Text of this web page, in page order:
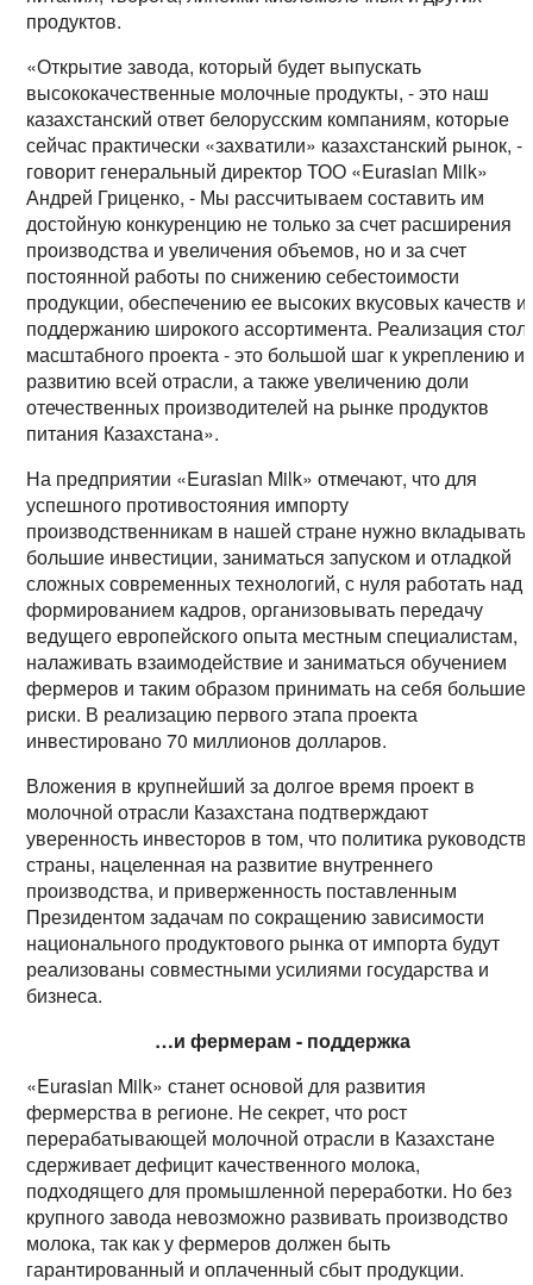
продуктов.
«Открытие завода, который будет выпускать
высококачественные молочные продукты, - это наш
казахстанский ответ белорусским компаниям, которые
сейчас практически «захватили» казахстанский рынок, -
говорит генеральный директор ТОО «Eurasian Milk»
Андрей Гриценко, - Мы рассчитываем составить им
достойную конкуренцию не только за счет расширения
производства и увеличения объемов, но и за счет
постоянной работы по снижению себестоимости
продукции, обеспечению ее высоких вкусовых качеств и
поддержанию широкого ассортимента. Реализация
масштабного проекта - это большой шаг к укреплению и
развитию всей отрасли, а также увеличению доли
отечественных производителей на рынке продуктов
питания Казахстана».
На предприятии «Eurasian Milk» отмечают, что для
успешного противостояния импорту
производственникам в нашей стране нужно вкладывать
большие инвестиции, заниматься запуском и отладкой
сложных современных технологий, с нуля работать над
формированием кадров, организовывать передачу
ведущего европейского опыта местным специалистам,
налаживать взаимодействие и заниматься обучением
фермеров и таким образом принимать на себя большие
риски. В реализацию первого этапа проекта
инвестировано 70 миллионов долларов.
Вложения в крупнейший за долгое время проект в
молочной отрасли Казахстана подтверждают
уверенность инвесторов в том, что политика
страны, нацеленная на развитие внутреннего
производства, и приверженность поставленным
Президентом задачам по сокращению зависимости
национального продуктового рынка от импорта будут
реализованы совместными усилиями государства и
бизнеса.
…и фермерам - поддержка
«Eurasian Milk» станет основой для развития
фермерства в регионе. Не секрет, что рост
перерабатывающей молочной отрасли в Казахстане
сдерживает дефицит качественного молока,
подходящего для промышленной переработки. Но без
крупного завода невозможно развивать производство
молока, так как у фермеров должен быть
гарантированный и оплаченный сбыт продукции.